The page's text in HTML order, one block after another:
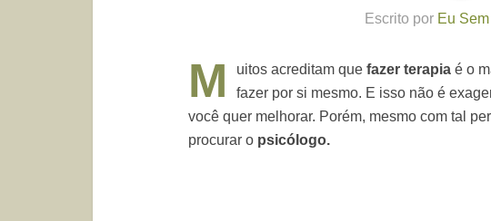
Escrito por Eu
M uitos acreditam que fazer terapia é o
fazer por si mesmo. E isso não é
você quer melhorar. Porém, mesmo com tal
procurar o psicólogo.